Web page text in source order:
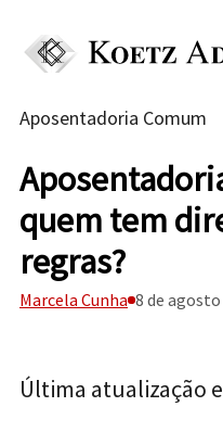
Aposentadoria Comum
quem tem
regras?
Marcela Cunha 8 de agosto
Última atualização